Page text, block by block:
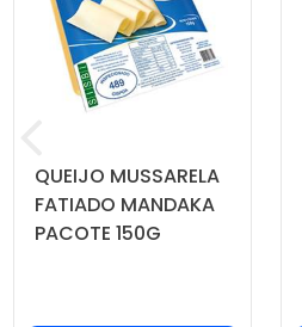
QUEIJO MUSSARELA
FATIADO MANDAKA
PACOTE 150G